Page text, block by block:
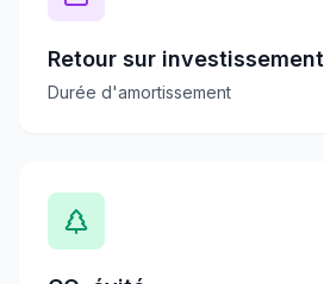
Retour sur investissement
Durée d'amortissement